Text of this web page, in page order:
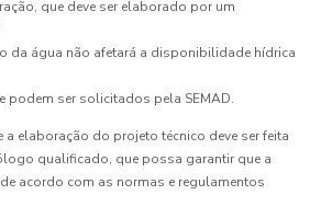
que deve ser elaborado por um
da água não afetará a disponibilidade hídrica
podem ser solicitados pela SEMAD.
a elaboração do projeto técnico deve ser feita
qualificado, que possa garantir que a
acordo com as normas e regulamentos